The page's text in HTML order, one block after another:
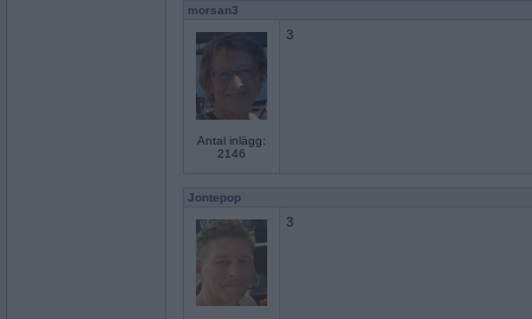
morsan3
Antal inlägg:
2146
3
Jontepop
3